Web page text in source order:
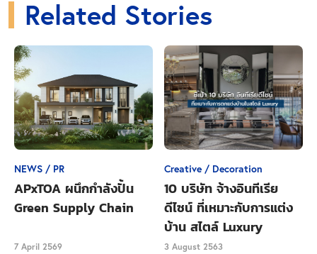
สะดวกสบาย ตลอดจนนวัตกรรมและ
ประกอบการหลายเจ้าต่างนำมาใช้เข้ามาพัฒนาโครงการ
เพื่อช่วยอำนวยความสะดวกให้แก่ลูกบ้าน และอีกเหตุผล
หนึ่ง คือ ส่วนใหญ่แล้วคอนโดระดับ Super Luxury จะมี
จำนวนยูนิตภายในโครงการค่อนข้างน้อย จึงยิ่งตอบโจทย์
ทั้งเรื่องความเป็นส่วนตัวได้เป็นอย่างดี
สำหรับฝั่งชาวต่างชาติเอง ก็ค่อนข้างให้ความไว้วางใจ
เรื่องการควบคุมการแพร่ระบาดของ Covid-19 จึงมีหลาย
คนต่างมองว่า ประเทศไทยเหมาะจะเป็นแหล่งพักอาศัยที่
2 รองจากบ้านตัวเอง และนอกจากนี้ราคาขาย
คอนโดมิเนียมในไทย ยังนับว่าถูกมากหากเทียบกับหลาย
ประเทศในเอเชียด้วย
นี่จึงเป็นเหมือนภาพสะท้อนให้เห็น
Related Stories
NEWS / PR
APxTOA ผนึกกำลังปั้น
Green Supply Chain
7 April 2569
Creative / Decoration
10 บริษัท จ้างอินทีเรีย
ดีไซน์ ที่เหมาะกับการแต่ง
บ้าน สไตล์ Luxury
3 August 2563